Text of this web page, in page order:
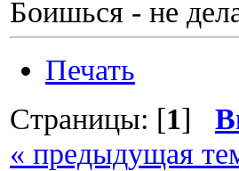
Боишься - не
Печать
Страницы: [1]
« предыдущая